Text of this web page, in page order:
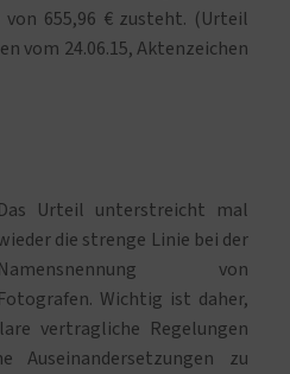
von 655,96 € zusteht. (Urteil
vom 24.06.15, Aktenzeichen
Das Urteil unterstreicht mal
die strenge Linie bei der
Namensnennung von
Fotografen. Wichtig ist daher,
vertragliche Regelungen
Auseinandersetzungen zu